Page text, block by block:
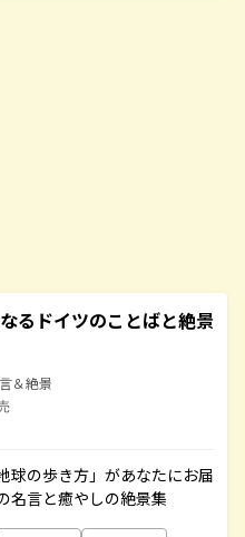
るドイツのことばと絶景
＆絶景
球の歩き方」があなたにお届
名言と癒やしの絶景集